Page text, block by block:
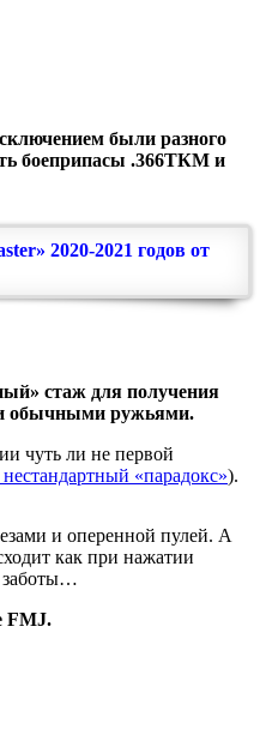
были разного
боеприпасы .366ТКМ и
2020-2021 годов от
стаж для получения
и обычными ружьями.
чуть ли не первой
«парадокс»).
и оперенной пулей. А
как при нажатии
FMJ.